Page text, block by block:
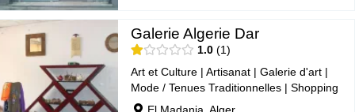
Galerie Algerie Dar
1.0
1
Art et Culture |Artisanat |Galerie d'art |
Mode / Tenues Traditionnelles |Shopping